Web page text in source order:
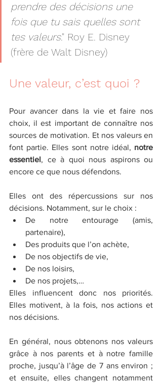
prendre des décisions une
fois que tu sais quelles sont
tes valeurs." Roy E. Disney
(frère de Walt Disney)
Une valeur, c’est quoi ?
Pour avancer dans la vie et faire nos
choix, il est important de connaître nos
sources de motivation. Et nos valeurs en
font partie. Elles sont notre idéal, notre
essentiel, ce à quoi nous aspirons ou
encore ce que nous défendons.
Elles ont des répercussions sur nos
décisions. Notamment, sur le choix :
De notre entourage (amis,
partenaire),
Des produits que l’on achète,
De nos objectifs de vie,
De nos loisirs,
De nos projets,…
Elles influencent donc nos priorités.
Elles motivent, à la fois, nos actions et
nos décisions.
En général, nous obtenons nos valeurs
grâce à nos parents et à notre famille
proche, jusqu’à l’âge de 7 ans environ ;
et ensuite, elles changent notamment